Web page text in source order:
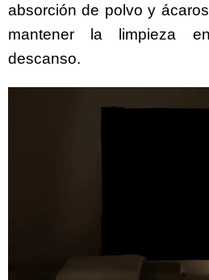
absorción de polvo y
mantener la limpieza
descanso.